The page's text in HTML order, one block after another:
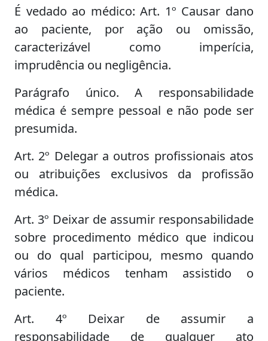
É vedado ao médico: Art. 1º Causar dano
ao paciente, por ação ou omissão,
caracterizável como imperícia,
imprudência ou negligência.
Parágrafo único. A responsabilidade
médica é sempre pessoal e não pode ser
presumida.
Art. 2º Delegar a outros profissionais atos
ou atribuições exclusivos da profissão
médica.
Art. 3º Deixar de assumir responsabilidade
sobre procedimento médico que indicou
ou do qual participou, mesmo quando
vários médicos tenham assistido o
paciente.
Art. 4º Deixar de assumir a
responsabilidade de qualquer ato